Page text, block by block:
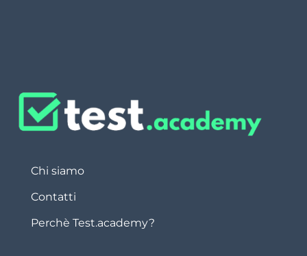
Chi siamo
Contatti
Perchè Test.academy?